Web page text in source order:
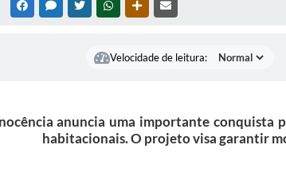
FACEBOOKMESSENGER
TWITTERWHATSAPPOUTRAS MÍDIAS
Velocidade de leitura:
anuncia uma importante conquista
habitacionais. O projeto visa garantir